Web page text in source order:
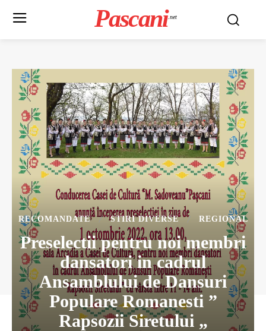
Pascani .net
RECOMANDATE STIRI DIVERSE REGIONAL
Preselectii pentru noi membri
dansatori in cadrul
Ansamblului de Dansuri
Populare Romanesti ”
Rapsozii Siretului „